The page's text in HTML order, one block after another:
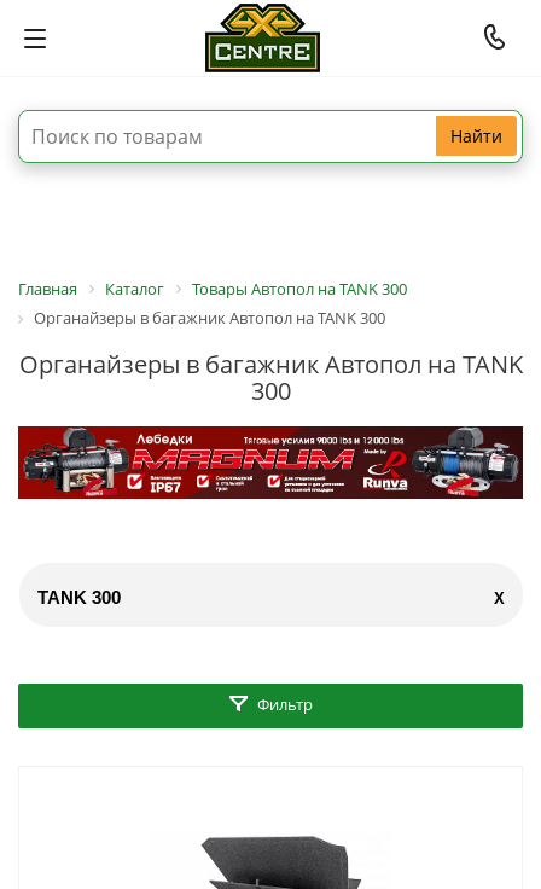
Найти
Главная Каталог
Товары Автопол на TANK 300
Органайзеры в багажник Автопол на TANK 300
Органайзеры в багажник Автопол на TANK
300
TANK 300 X
Фильтр